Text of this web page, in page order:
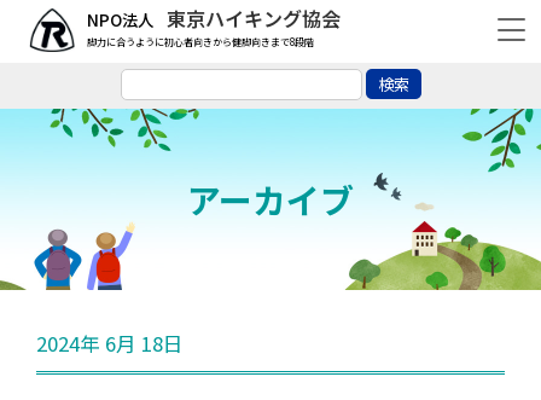
東京ハイキング協会
脚力に合うように初心者向きから健脚向きまで8段階
アーカイブ
2024年 6月 18日